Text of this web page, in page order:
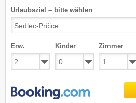
Urlaubsziel – bitte wählen
Erw. Kinder Zimmer